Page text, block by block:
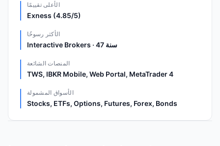
الأعلى تقييمًا
Exness (4.85/5)
الأكثر رسوخًا
Interactive Brokers · 47 سنة
المنصات الشائعة
TWS, IBKR Mobile, Web Portal, MetaTrader 4
الأسواق المشمولة
Stocks, ETFs, Options, Futures, Forex, Bonds